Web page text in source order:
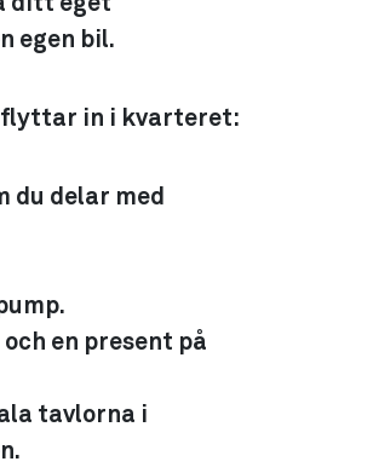
egen bil.
flyttar in i kvarteret:
du delar med
en present på
tavlorna i